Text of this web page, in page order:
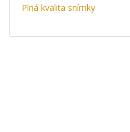
Plná kvalita snímky